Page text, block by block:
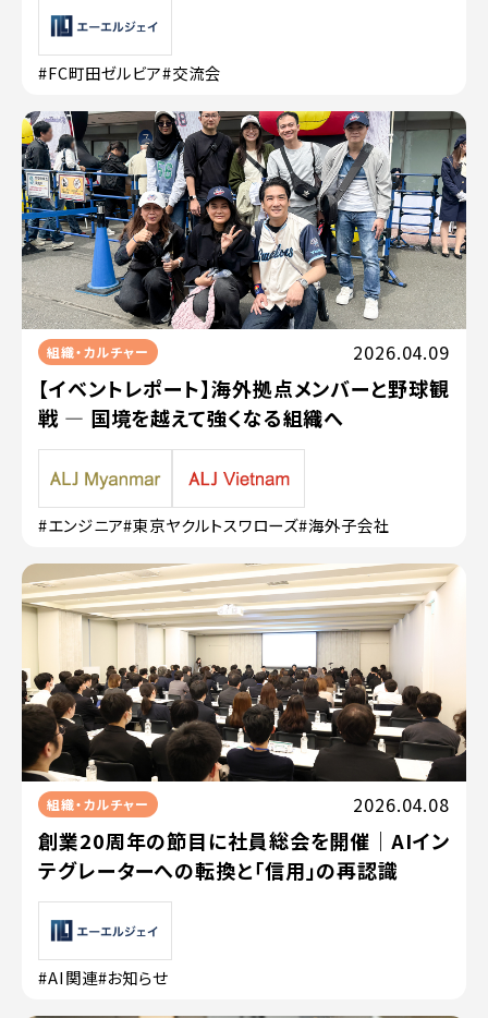
#FC町田ゼルビア#交流会
組織・カルチャー 2026.04.09
【イベントレポート】海外拠点メンバーと野球観
戦 — 国境を越えて強くなる組織へ
#エンジニア#東京ヤクルトスワローズ#海外子会社
組織・カルチャー 2026.04.08
創業20周年の節目に社員総会を開催｜AIイン
テグレーターへの転換と「信用」の再認識
#AI関連#お知らせ